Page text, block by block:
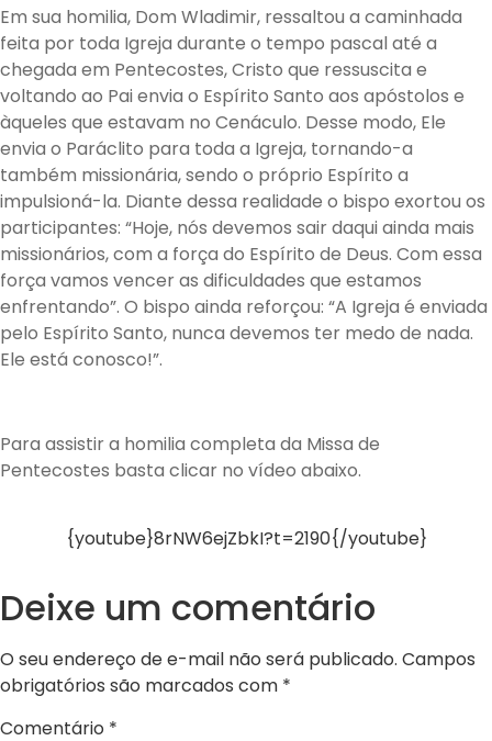
Em sua homilia, Dom Wladimir, ressaltou a caminhada
feita por toda Igreja durante o tempo pascal até a
chegada em Pentecostes, Cristo que ressuscita e
voltando ao Pai envia o Espírito Santo aos apóstolos e
àqueles que estavam no Cenáculo. Desse modo, Ele
envia o Paráclito para toda a Igreja, tornando-a
também missionária, sendo o próprio Espírito a
impulsioná-la. Diante dessa realidade o bispo exortou os
participantes: “Hoje, nós devemos sair daqui ainda mais
missionários, com a força do Espírito de Deus. Com essa
força vamos vencer as dificuldades que estamos
enfrentando”. O bispo ainda reforçou: “A Igreja é enviada
pelo Espírito Santo, nunca devemos ter medo de nada.
Ele está conosco!”.
Para assistir a homilia completa da Missa de
Pentecostes basta clicar no vídeo abaixo.
{youtube}8rNW6ejZbkI?t=2190{/youtube}
Deixe um comentário
O seu endereço de e-mail não será publicado. Campos
obrigatórios são marcados com *
Comentário *